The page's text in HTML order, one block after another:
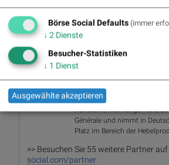
Random Partner
Société Générale ist einer der
Emittenten und auch in
konstant als Anbieter für
Aktienanleihen aktiv. Mit
an Basiswerten aller
Rohstoffe, Währungen und
Générale und nimmt in
Platz im Bereich der
>> Besuchen Sie 55 weitere Partner auf
social.com/partner
Börse Social Defaults (immer
↓ 2 Dienste
Besucher-Statistiken
↓ 1 Dienst
Ausgewählte akzeptieren